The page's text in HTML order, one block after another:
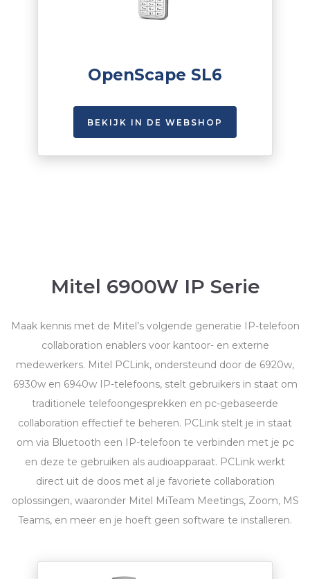
OpenScape SL6
BEKIJK IN DE WEBSHOP
Mitel 6900W IP Serie
Maak kennis met de Mitel’s volgende generatie IP-telefoon
collaboration enablers voor kantoor- en externe
medewerkers. Mitel PCL ink, ondersteund door de 6920w,
6930w en 6940w IP-telefoons, stelt gebruikers in staat om
traditionele telefoongesprekken en pc-gebaseerde
collaboration effectief te beheren. PCL ink stelt je in staat
om via Bluetooth een IP-telefoon te verbinden met je pc
en deze te gebruiken als audioapparaat. PCL ink werkt
direct uit de doos met al je favoriete collaboration
oplossingen, waaronder Mitel MiTeam Meetings, Zoom, MS
Teams, en meer en je hoeft geen software te installeren.